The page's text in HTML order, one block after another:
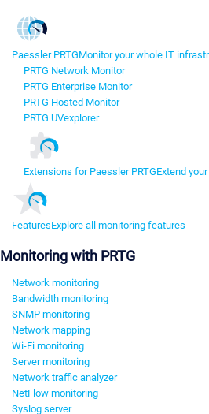
Paessler PRTGMonitor your whole IT
PRTG Network Monitor
PRTG Enterprise Monitor
PRTG Hosted Monitor
PRTG UVexplorer
Extensions for Paessler PRTGExtend
FeaturesExplore all monitoring features
Monitoring with PRTG
Network monitoring
Bandwidth monitoring
SNMP monitoring
Network mapping
Wi-Fi monitoring
Server monitoring
Network traffic analyzer
NetFlow monitoring
Syslog server